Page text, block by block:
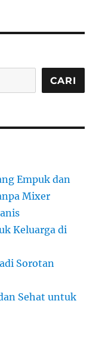
CARI
Empuk dan
Mixer
Keluarga di
Sorotan
Sehat untuk